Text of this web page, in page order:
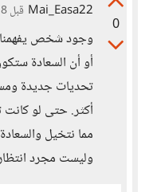
0
Mai_Easa22 قبل 8 أشهر
وجود شخص يفهمنا
أو أن السعادة
تحديات جديدة
أكثر. حتى لو كانت
مما نتخيل
وليست مجرد